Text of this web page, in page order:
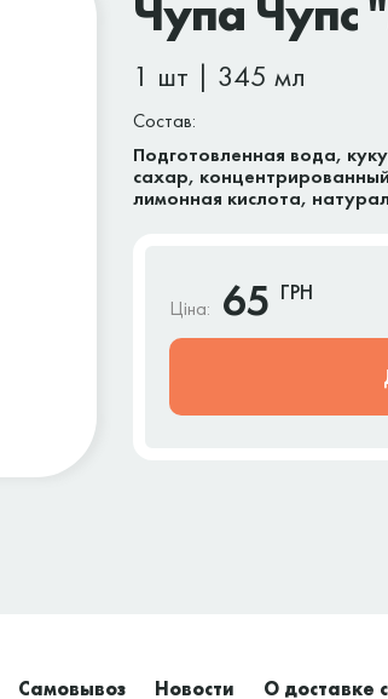
Чупа Чупс
1 шт | 345 мл
Состав:
Подготовленная вода,
сахар,
лимонная кислота,
Ціна: 65 ГРН
Самовывоз Новости О доставке